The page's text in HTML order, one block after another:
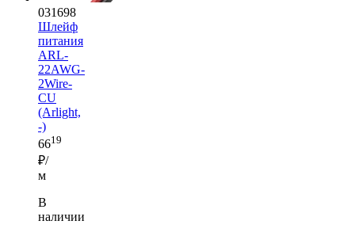
031698
Шлейф
питания
ARL-
22AWG-
2Wire-
CU
(Arlight,
-)
6619
₽/
м
В
наличии